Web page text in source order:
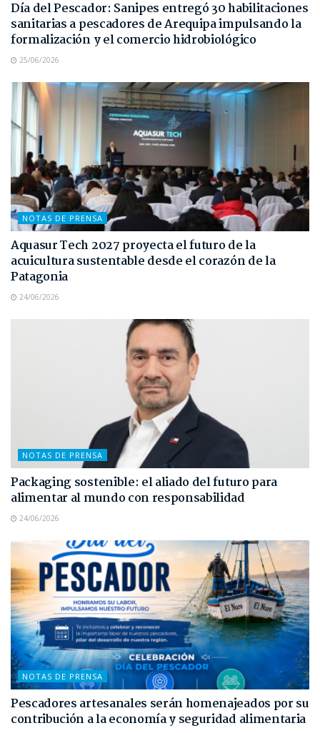
Día del Pescador: Sanipes entregó 30 habilitaciones
sanitarias a pescadores de Arequipa impulsando la
formalización y el comercio hidrobiológico
25/06/2026
NOTAS DE PRENSA
Aquasur Tech 2027 proyecta el futuro de la
acuicultura sustentable desde el corazón de la
Patagonia
24/06/2026
NOTAS DE PRENSA
Packaging sostenible: el aliado del futuro para
alimentar al mundo con responsabilidad
24/06/2026
NOTAS DE PRENSA
Pescadores artesanales serán homenajeados por su
contribución a la economía y seguridad alimentaria